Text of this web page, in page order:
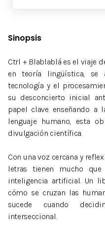
Sinopsis
Ctrl + Blablablá es el viaje
en teoría lingüística,
tecnología y el
su desconcierto inicial
papel clave enseñando a
lenguaje humano, esta
divulgación científica.
Con una voz cercana y
letras tienen mucho
inteligencia artificial. Un
cómo se cruzan las
sucede cuando
interseccional.